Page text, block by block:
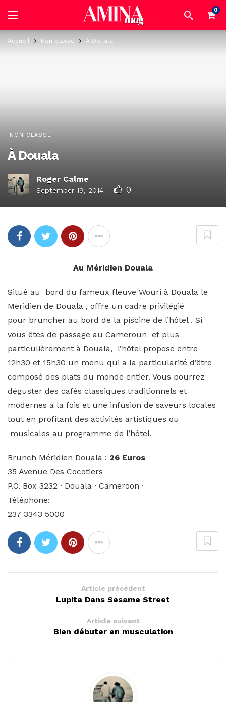
0
Accueil Non classé À Douala
NON CLASSÉ
À Douala
Roger Calme
September 19, 2014 0
Au Méridien Douala
Situé au bord du fameux fleuve Wouri à Douala le
Meridien de Douala , offre un cadre privilégié
pour bruncher au bord de la piscine de l’hôtel . Si
vous êtes de passage au Cameroun et plus
particulièrement à Douala, l’hôtel propose entre
12h30 et 15h30 un menu qui a la particularité d’être
composé des plats du monde entier. Vous pourrez
déguster des cafés classiques traditionnels et
modernes à la fois et une infusion de saveurs locales
tout en profitant des activités artistiques ou
musicales au programme de l’hôtel.
Brunch Méridien Douala : 26 Euros
35 Avenue Des Cocotiers
P.O. Box 3232 · Douala · Cameroon ·
Téléphone:
237 3343 5000
Article précédent
Lupita Dans Sesame Street
Article suivant
Bien débuter en musculation